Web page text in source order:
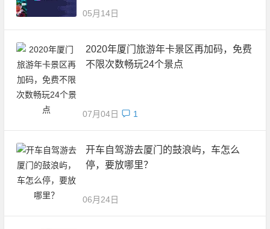
05月14日
2020年厦门旅游年卡景区再加码，免费
不限次数畅玩24个景点
07月04日 1
开车自驾游去厦门的鼓浪屿，车怎么
停，要放哪里？
06月24日